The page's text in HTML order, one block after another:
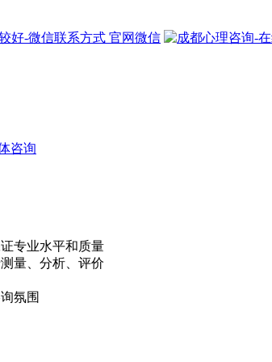
官网微信
咨询
专业水平和质量
量、分析、评价
氛围